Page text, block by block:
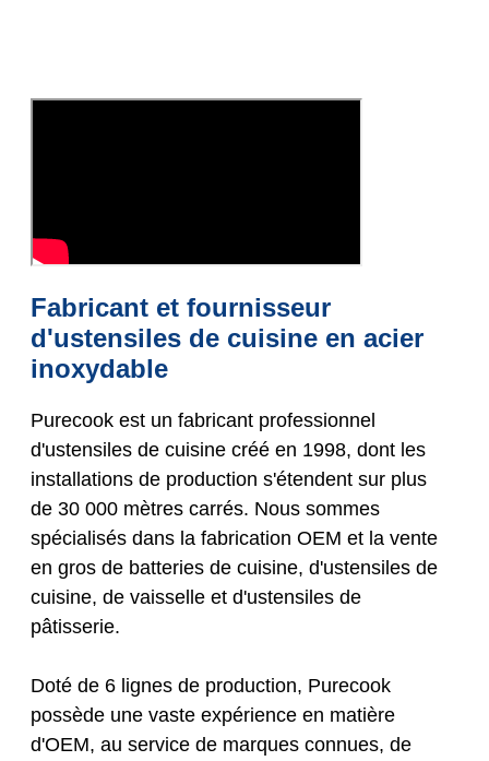
Fabricant et fournisseur
d'ustensiles de cuisine en acier
inoxydable
Purecook est un fabricant professionnel
d'ustensiles de cuisine créé en 1998, dont les
installations de production s'étendent sur plus
de 30 000 mètres carrés. Nous sommes
spécialisés dans la fabrication OEM et la vente
en gros de batteries de cuisine, d'ustensiles de
cuisine, de vaisselle et d'ustensiles de
pâtisserie.
Doté de 6 lignes de production, Purecook
possède une vaste expérience en matière
d'OEM, au service de marques connues, de